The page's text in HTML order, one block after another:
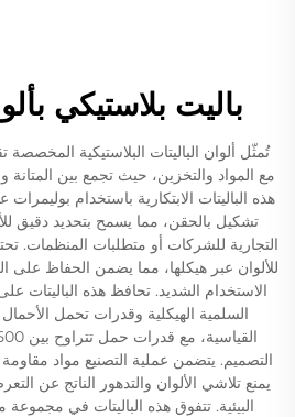
باليت بلاستيكي
تُمثّل ألوان الباليتات البلاستيكية
مع المواد والتخزين، حيث تجمع بين المتانة
هذه الباليتات الابتكارية باستخدام
تشكيل بالحقن، مما يسمح بتحديد دقيق
التجارية للشركات أو متطلبات المنظمات.
للألوان عبر هيكلها، مما يضمن الحفاظ
الاستخدام الشديد. تحافظ هذه الباليتات
السلمية الهيكلية وقدرات تحمل الأحمال
التصميم. يتضمن عملية التصنيع مواد
يمنع تلاشي الألوان والتدهور الناتج عن
البيئية. تتفوق هذه الباليتات في